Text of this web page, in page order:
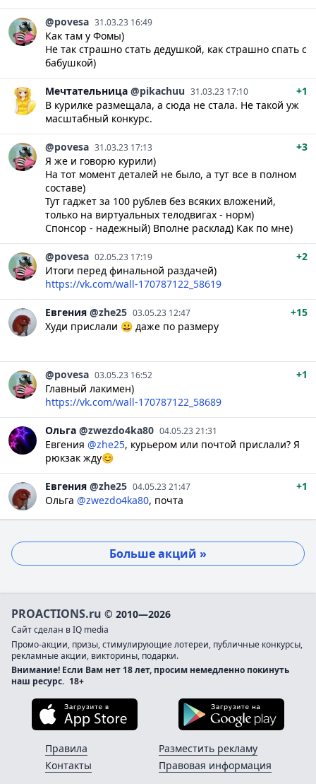
@povesa 31.03.23 16:49
Как там у Фомы)
Не так страшно стать дедушкой, как страшно спать с
бабушкой)
Мечтательница @pikachuu 31.03.23 17:10
+1
В курилке размещала, а сюда не стала. Не такой уж
масштабный конкурс.
@povesa 31.03.23 17:13
+3
Я же и говорю курили)
На тот момент деталей не было, а тут все в полном
составе)
Тут гаджет за 100 рублев без всяких вложений,
только на виртуальных телодвигах - норм)
Спонсор - надежный) Вполне расклад) Как по мне)
@povesa 02.05.23 17:19
+2
Итоги перед финальной раздачей)
https://vk.com/wall-170787122_58619
Евгения @zhe25 03.05.23 12:47
+15
Худи прислали 😀 даже по размеру
@povesa 03.05.23 16:52
+1
Главный лакимен)
https://vk.com/wall-170787122_58689
Ольга @zwezdo4ka80 04.05.23 21:31
Евгения @zhe25, курьером или почтой прислали? Я
рюкзак жду😊
Евгения @zhe25 04.05.23 21:47
+1
Ольга @zwezdo4ka80, почта
Больше акций »
PROACTIONS.ru © 2010—2026
Сайт сделан в IQ media
Промо-акции, призы, стимулирующие лотереи, публичные конкурсы,
рекламные акции, викторины, подарки.
Внимание! Если Вам нет 18 лет, просим немедленно покинуть
наш ресурс. 18+
Загрузите в App Store
Правила
Контакты
Разместить рекламу
Правовая информация